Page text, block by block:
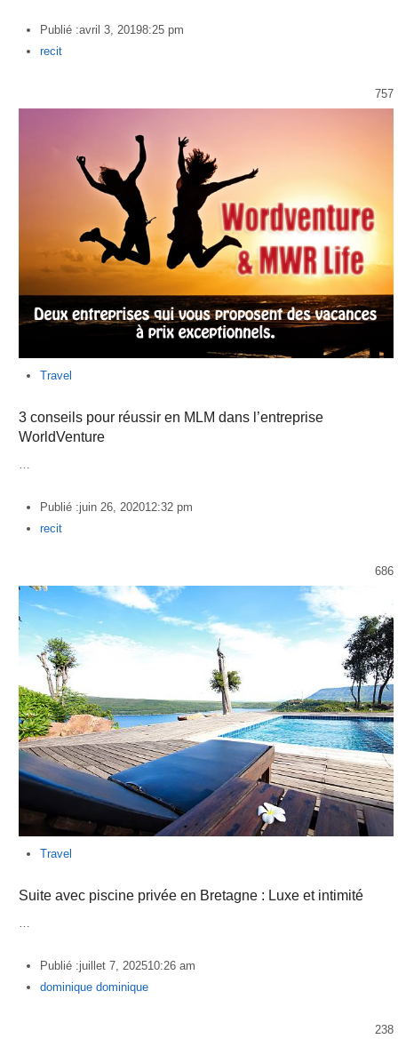
Publié :avril 3, 20198:25 pm
Author
recit
757
Travel
3 conseils pour réussir en MLM dans l’entreprise
WorldVenture
…
Publié :juin 26, 202012:32 pm
Author
recit
686
Travel
Suite avec piscine privée en Bretagne : Luxe et intimité
Publié :juillet 7, 202510:26 am
Author
dominique dominique
238